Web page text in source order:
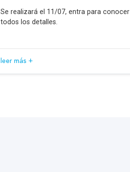
Se realizará el 11/07, entra para conocer
todos los detalles.
leer más +